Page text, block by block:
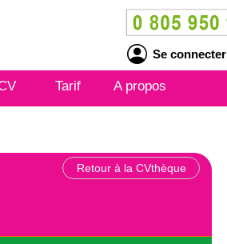
Se connecter
Tarif A propos
Retour à la CVthèque